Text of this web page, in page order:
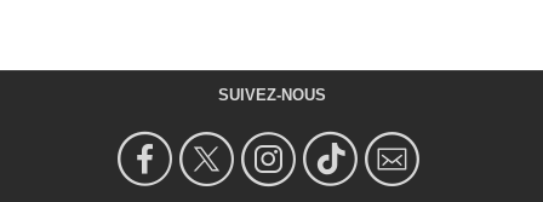
SUIVEZ-NOUS